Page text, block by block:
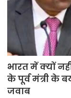
भारत में क्यों
के पूर्व मंत्री के
जवाब